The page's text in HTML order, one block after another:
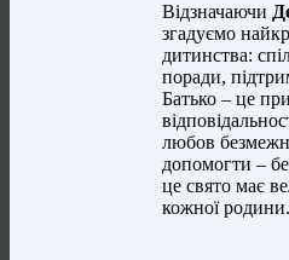
Відзначаючи
згадуємо
дитинства:
поради,
Батько – це
любов
допомогти –
це свято має
кожної родини.